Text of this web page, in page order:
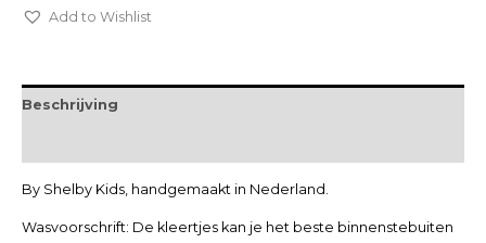
Add to Wishlist
Beschrijving
By Shelby Kids, handgemaakt in Nederland.
Wasvoorschrift: De kleertjes kan je het beste binnenstebuiten